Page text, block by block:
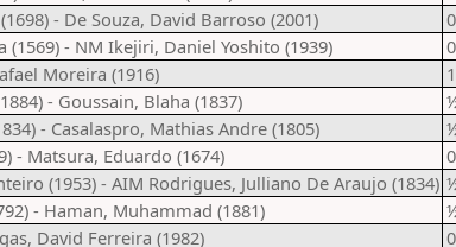
- De Souza, David Barroso (2001)
(1569) - NM Ikejiri, Daniel Yoshito (1939)
Moreira (1916)
- Goussain, Blaha (1837)
- Casalaspro, Mathias Andre (1805)
- Matsura, Eduardo (1674)
(1953) - AIM Rodrigues, Julliano De Araujo (1834)
- Haman, Muhammad (1881)
David Ferreira (1982)